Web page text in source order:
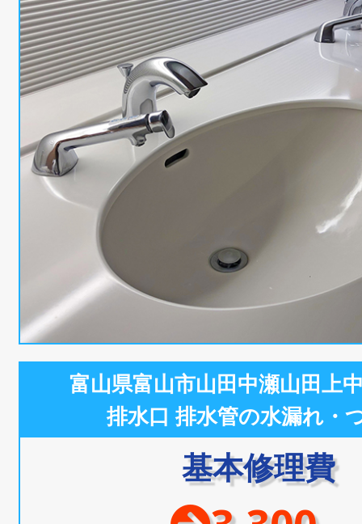
富山県富山市山田中瀬山田上
排水口 排水管の水漏れ・
基本修理費